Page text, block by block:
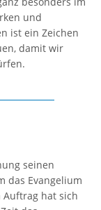
und
ist ein Zeichen
damit wir
seinen
das Evangelium
Auftrag hat sich